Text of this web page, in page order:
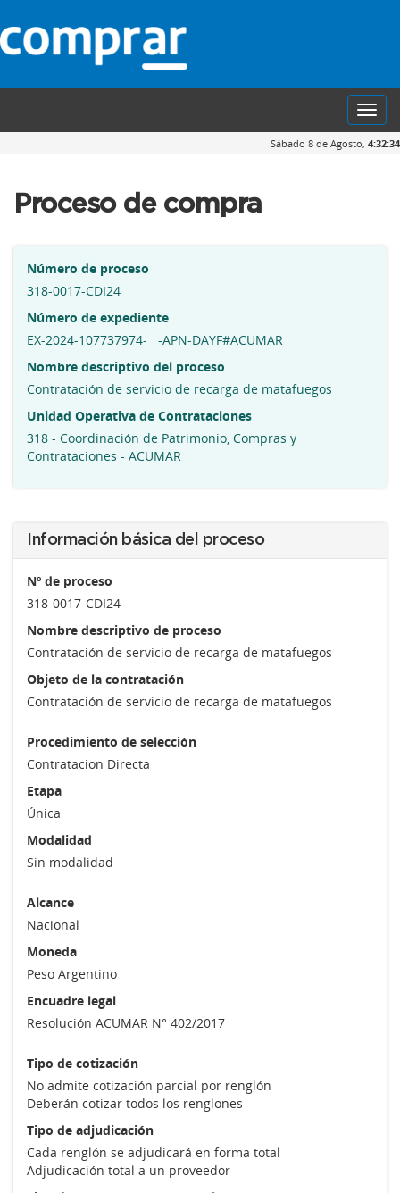
Sábado 8 de Agosto, 4:32:35
Proceso de compra
Número de proceso
318-0017-CDI24
Número de expediente
EX-2024-107737974- -APN-DAYF#ACUMAR
Nombre descriptivo del proceso
Contratación de servicio de recarga de matafuegos
Unidad Operativa de Contrataciones
318 - Coordinación de Patrimonio, Compras y
Contrataciones - ACUMAR
Información básica del proceso
Nº de proceso
318-0017-CDI24
Nombre descriptivo de proceso
Contratación de servicio de recarga de matafuegos
Objeto de la contratación
Contratación de servicio de recarga de matafuegos
Procedimiento de selección
Contratacion Directa
Etapa
Única
Modalidad
Sin modalidad
Alcance
Nacional
Moneda
Peso Argentino
Encuadre legal
Resolución ACUMAR N° 402/2017
Tipo de cotización
No admite cotización parcial por renglón
Deberán cotizar todos los renglones
Tipo de adjudicación
Cada renglón se adjudicará en forma total
Adjudicación total a un proveedor